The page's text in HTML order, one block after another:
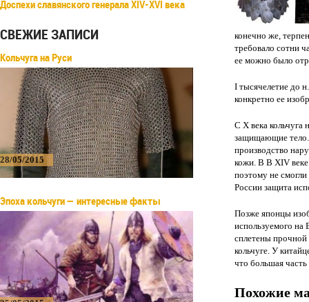
Доспехи славянского генерала XIV-XVI века
СВЕЖИЕ ЗАПИСИ
Кольчуга на Руси
28/05/2015
Эпоха кольчуги — интересные факты
конечно же,
требовало сотни
ее можно было
I тысячелетие до
конкретно ее
С X века кольчуга
защищающие тело.
производство
кожи. В В XIV веке
поэтому не
России защита
Позже японцы
используемого на
сплетены
кольчуге. У
что большая часть
Похожие